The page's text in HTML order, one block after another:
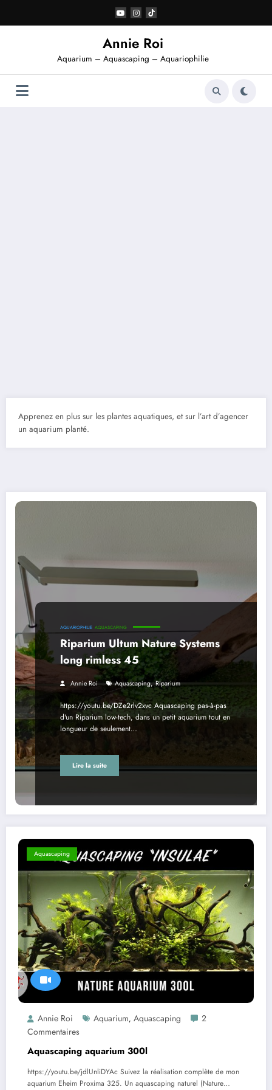
contenu
Annie Roi
Aquarium – Aquascaping – Aquariophilie
Apprenez en plus sur les plantes aquatiques, et sur l’art d’agencer
un aquarium planté.
AQUARIOPHILIE AQUASCAPING
Riparium Ultum Nature Systems
long rimless 45
Annie Roi Aquascaping,Riparium
https://youtu.be/DZe2rlv2xvc Aquascaping pas-à-pas
d'un Riparium low-tech, dans un petit aquarium tout en
longueur de seulement…
Lire la suite
Aquascaping
Annie Roi Aquarium, Aquascaping
2
Commentaires
Aquascaping aquarium 300l
https://youtu.be/jdlUnliDYAc Suivez la réalisation complète de mon
aquarium Eheim Proxima 325. Un aquascaping naturel (Nature…